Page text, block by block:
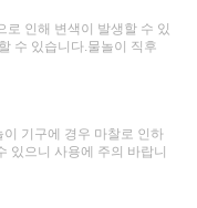
로 인해 변색이 발생할 수 있
수 있습니다.물놀이 직후
기구에 경우 마찰로 인하
있으니 사용에 주의 바랍니